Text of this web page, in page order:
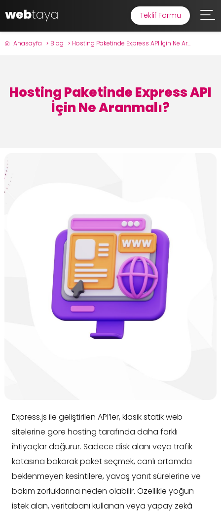
Teklif Formu
Anasayfa Blog Hosting Paketinde Express API İçin Ne Ar...
Hosting Paketinde Express API
İçin Ne Aranmalı?
Express.js ile geliştirilen API’ler, klasik statik web
sitelerine göre hosting tarafında daha farklı
ihtiyaçlar doğurur. Sadece disk alanı veya trafik
kotasına bakarak paket seçmek, canlı ortamda
beklenmeyen kesintilere, yavaş yanıt sürelerine ve
bakım zorluklarına neden olabilir. Özellikle yoğun
istek alan, veritabanı kullanan veya yapay zekâ